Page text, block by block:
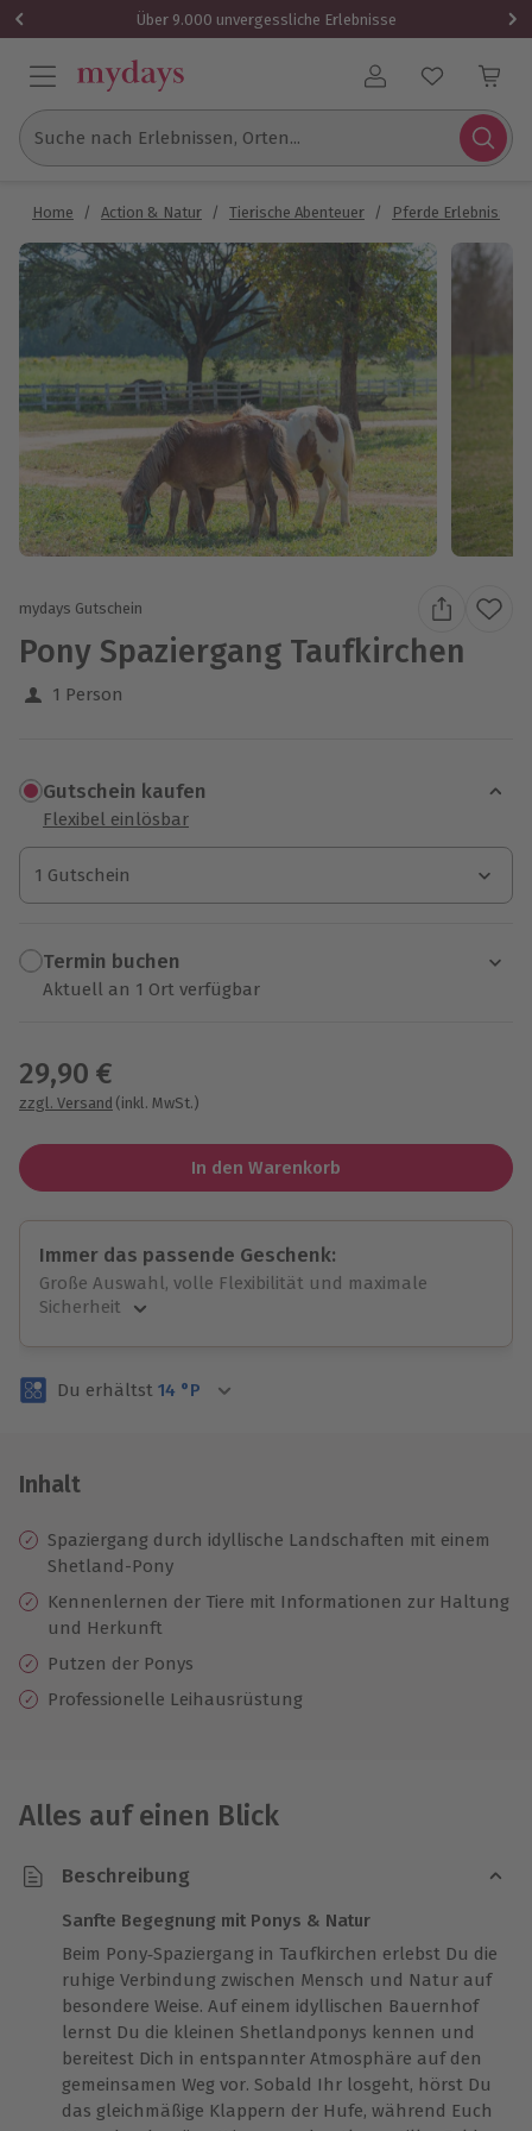
Über 9.000 unvergessliche Erlebnisse
Benutzerkonto
Suche nach Erlebnissen, Orten...
Home / Action & Natur / Tierische Abenteuer / Pferde Erlebnisse
mydays Gutschein
Pony Spaziergang Taufkirchen
1 Person
Gutschein kaufen
Flexibel einlösbar
1 Gutschein
1 Gutschein
1 Gutschein
Termin buchen
Aktuell an 1 Ort verfügbar
29,90 €
zzgl. Versand (inkl. MwSt.)
In den Warenkorb
Immer das passende Geschenk:
Große Auswahl, volle Flexibilität und maximale
Sicherheit
Volle Flexibilität
3 Jahre gültig & verlängerbar.
Du erhältst 14 °P
Inhalt
Spaziergang durch idyllische Landschaften mit einem
Shetland-Pony
Kennenlernen der Tiere mit Informationen zur Haltung
und Herkunft
Putzen der Ponys
Professionelle Leihausrüstung
Alles auf einen Blick
Beschreibung
Sanfte Begegnung mit Ponys & Natur
Beim Pony‑Spaziergang in Taufkirchen erlebst Du die
ruhige Verbindung zwischen Mensch und Natur auf
besondere Weise. Auf einem idyllischen Bauernhof
lernst Du die kleinen Shetlandponys kennen und
bereitest Dich in entspannter Atmosphäre auf den
gemeinsamen Weg vor. Sobald Ihr losgeht, hörst Du
das gleichmäßige Klappern der Hufe, während Euch